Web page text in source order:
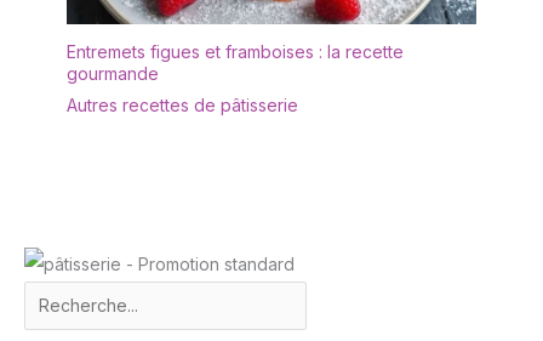
Entremets figues et framboises : la recette
gourmande
Autres recettes de pâtisserie